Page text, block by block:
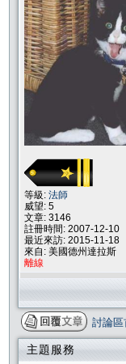
等級: 法師
威望: 5
文章: 3146
註冊時間: 2007-12-10
最近來訪: 2015-11-18
來自: 美國德州達拉斯
離線
討論區
主題服務